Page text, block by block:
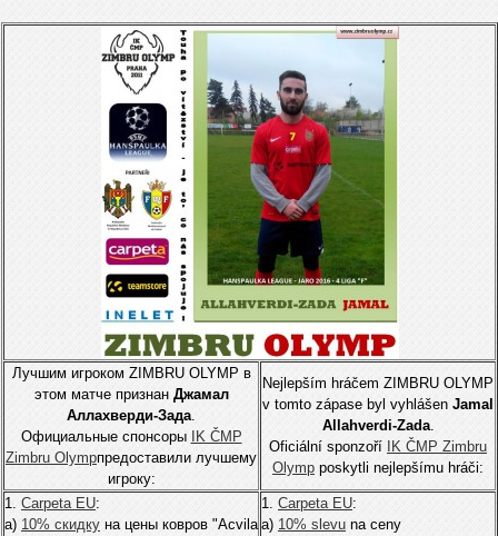
Лучшим игрокoм ZIMBRU OLYMP в
этом матче признан Джамал
Аллахверди-Зада.
Официальные спонсоры
IK ČMP
Zimbru Olympпредоставили лучшему
игроку:
Nejlepším hráčem ZIMBRU OLYMP
v tomto zápase byl vyhlášen Jamal
Allahverdi-Zada.
Oficiální sponzoří
IK ČMP Zimbru
Olymp poskytli nejlepšímu hráči:
1. Carpeta EU:
а) 10% скидку на цены ковров "Acvila
1. Carpeta EU:
а) 10% slevu na ceny